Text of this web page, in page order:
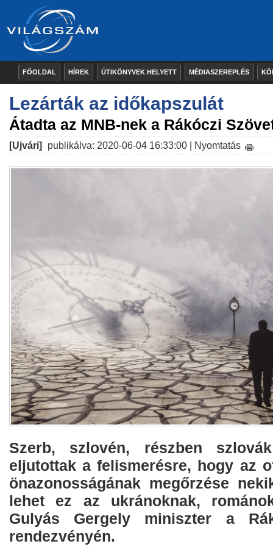
FŐOLDAL HÍREK ÚTIKÖNYVEK HELYETT MÉDIASZEREPLÉS
Lezárták az időkapszulát
Átadta az MNB-nek a Rákóczi
[Ujvári] publikálva: 2020-06-04 16:33:00 | Nyomtatás
Szerb, szlovén, részben
eljutottak a felismerésre, hogy az
önazonosságának megőrzése
lehet ez az ukránoknak,
Gulyás Gergely miniszter a
rendezvényén.